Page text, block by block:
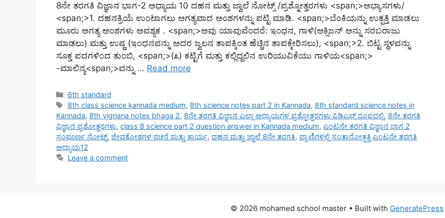
8ನೇ ತರಗತಿ ವಿಜ್ಞಾನ ಭಾಗ-2 ಅಧ್ಯಾಯ 10 ದಹನ ಮತ್ತು ಜ್ವಾಲೆ ನೋಟ್ಸ್ /ಪ್ರಶ್ನೋತ್ತರಗಳು <span;>ಅಭ್ಯಾಸಗಳು/
<span;>1. ದಹನಕ್ರಿಯೆ ಉಂಟಾಗಲು ಅಗತ್ಯವಾದ ಅಂಶಗಳನ್ನು ಪಟ್ಟಿ ಮಾಡಿ. <span;>ಬೆಂಕಿಯನ್ನು ಉತ್ಪತ್ತಿ ಮಾಡಲು
ಮೂರು ಅಗತ್ಯ ಅಂಶಗಳು ಅವಶ್ಯಕ . <span;>ಅವು ಯಾವುವೆಂದರೆ: ಇಂಧನ, ಗಾಳಿ(ಆಕ್ಸಿಜನ್ ಅನ್ನು ಸರಬರಾಜು
ಮಾಡಲು) ಮತ್ತು ಉಷ್ಣ (ಇಂಧನವನ್ನು ಅದರ ಜ್ವಲನ ತಾಪಕ್ಕಿಂತ ಹೆಚ್ಚಿನ ತಾಪಕ್ಕೇರಿಸಲು), <span;>2. ಬಿಟ್ಟ ಸ್ಥಳವನ್ನು
ಸೂಕ್ತ ಪದಗಳಿ೦ದ ತುಂಬಿ, <span;>(೩) ಕಟ್ಟಿಗೆ ಮತ್ತು ಕಲ್ಲಿದ್ದಲಿನ ಉರಿಯುವಿಕೆಯು ಗಾಳಿಯ<span;>
-ಮಾಲಿನ್ಯ<span;>ವನ್ನು … Read more
Categories
8th standard
Tags
8th class science kannada medium, 8th science notes part 2 in Kannada, 8th standard science notes in
Kannada, 8th vignana notes bhaga 2, 8ನೇ ತರಗತಿ ವಿಜ್ಞಾನ ಎಲ್ಲಾ ಅಧ್ಯಾಯಗಳ ಪ್ರಶ್ನೋತ್ತರಗಳು ಪಿಡಿಎಫ್ ರೂಪದಲ್ಲಿ, 8ನೇ ತರಗತಿ
ವಿಜ್ಞಾನ ಪ್ರಶೋತ್ತರಗಳು, class 8 science part 2 question answer in Kannada medium, ಎಂಟನೇ ತರಗತಿ ವಿಜ್ಞಾನ ಭಾಗ 2
ಸಂಪೂರ್ಣ ನೋಟ್ಸ್, ಜೀವಕೋಶಗಳ ರಚನೆ ಮತ್ತು ಕಾರ್ಯ, ದಹನ ಮತ್ತು ಜ್ವಾಲೆ 8ನೇ ತರಗತಿ, ಪ್ರಾಣಿಗಳಲ್ಲಿ ಸಂತಾನೋತ್ಪತ್ತಿ ಎಂಟನೇ ತರಗತಿ
ಅಧ್ಯಾಯ12
Leave a comment
© 2026 mohamed school master• Built with GeneratePress